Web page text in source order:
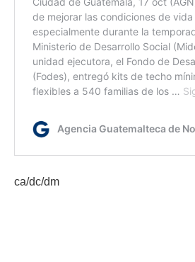
ca/dc/dm